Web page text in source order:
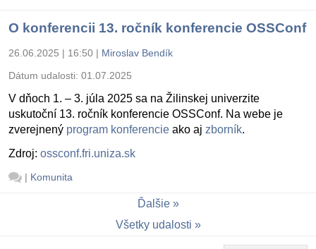
O konferencii 13. ročník konferencie OSSConf
26.06.2025 | 16:50 | Miroslav Bendík
Dátum udalosti: 01.07.2025
V dňoch 1. – 3. júla 2025 sa na Žilinskej univerzite
uskutoční 13. ročník konferencie OSSConf. Na webe je
zverejnený program konferencie ako aj zborník.
Zdroj: ossconf.fri.uniza.sk
| Komunita
Ďalšie
Všetky udalosti